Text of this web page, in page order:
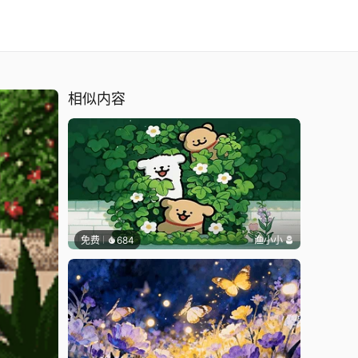
相似内容
免费 684 渔小小